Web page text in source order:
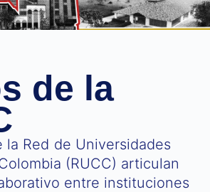
de la
la Red de Universidades
(RUCC) articulan
entre instituciones